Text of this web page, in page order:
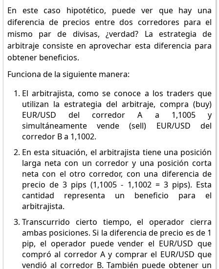
En este caso hipotético, puede ver que hay una
diferencia de precios entre dos corredores para el
mismo par de divisas, ¿verdad? La estrategia de
arbitraje consiste en aprovechar esta diferencia para
obtener beneficios.
Funciona de la siguiente manera:
El arbitrajista, como se conoce a los traders que
utilizan la estrategia del arbitraje, compra (buy)
EUR/USD del corredor A a 1,1005 y
simultáneamente vende (sell) EUR/USD del
corredor B a 1,1002.
En esta situación, el arbitrajista tiene una posición
larga neta con un corredor y una posición corta
neta con el otro corredor, con una diferencia de
precio de 3 pips (1,1005 - 1,1002 = 3 pips). Esta
cantidad representa un beneficio para el
arbitrajista.
Transcurrido cierto tiempo, el operador cierra
ambas posiciones. Si la diferencia de precio es de 1
pip, el operador puede vender el EUR/USD que
compró al corredor A y comprar el EUR/USD que
vendió al corredor B. También puede obtener un